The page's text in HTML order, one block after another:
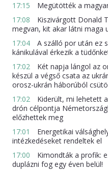
17:15
Megütötték a
17:08
Kiszivárgott Donald
megvan, kit akar látni maga
17:04
A szálló por után ez
kánikulával érkezik a
17:02
Két napja lángol az
készül a végső csata az
orosz-ukrán háborúból
17:02
Kiderült, mi lehetett
drón célpontja
előzhettek meg
17:01
Energetikai
intézkedéseket rendeltek el
17:00
Kimondták a profik:
duplázni fog egy éven belül!